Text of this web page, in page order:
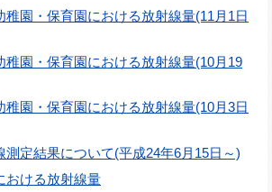
稚園・保育園における放射線量(11月1日
稚園・保育園における放射線量(10月19
稚園・保育園における放射線量(10月3日
測定結果について(平成24年6月15日～)
おける放射線量